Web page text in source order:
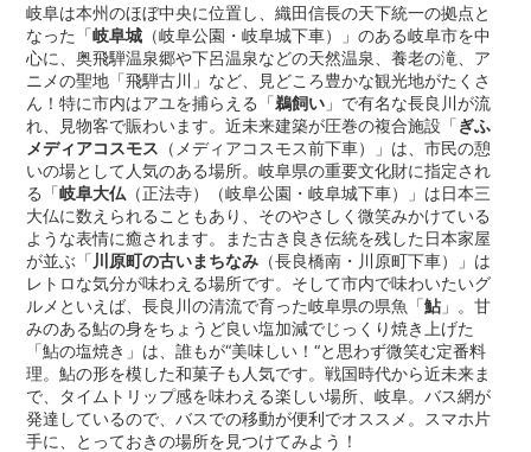
岐阜は本州のほぼ中央に位置し、織田信長の天下統一の拠点と
なった「岐阜城（岐阜公園・岐阜城下車）」のある岐阜市を中
心に、奥飛騨温泉郷や下呂温泉などの天然温泉、養老の滝、ア
ニメの聖地「飛騨古川」など、見どころ豊かな観光地がたくさ
ん！特に市内はアユを捕らえる「鵜飼い」で有名な長良川が流
れ、見物客で賑わいます。近未来建築が圧巻の複合施設「ぎふ
メディアコスモス （メディアコスモス前下車）」は、市民の憩
いの場として人気のある場所。岐阜県の重要文化財に指定され
る「岐阜大仏（正法寺）（岐阜公園・岐阜城下車）」は日本三
大仏に数えられることもあり、そのやさしく微笑みかけている
ような表情に癒されます。また古き良き伝統を残した日本家屋
が並ぶ「川原町の古いまちなみ（長良橋南・川原町下車）」は
レトロな気分が味わえる場所です。そして市内で味わいたいグ
ルメといえば、長良川の清流で育った岐阜県の県魚「鮎」。甘
みのある鮎の身をちょうど良い塩加減でじっくり焼き上げた
「鮎の塩焼き」は、誰もが“美味しい！“と思わず微笑む定番料
理。鮎の形を模した和菓子も人気です。戦国時代から近未来ま
で、タイムトリップ感を味わえる楽しい場所、岐阜。バス網が
発達しているので、バスでの移動が便利でオススメ。スマホ片
手に、とっておきの場所を見つけてみよう！